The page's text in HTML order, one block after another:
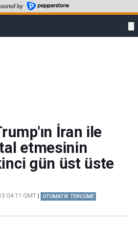
İran ile
etmesinin
gün üst üste
GMT | OTOMATİK TERCÜME